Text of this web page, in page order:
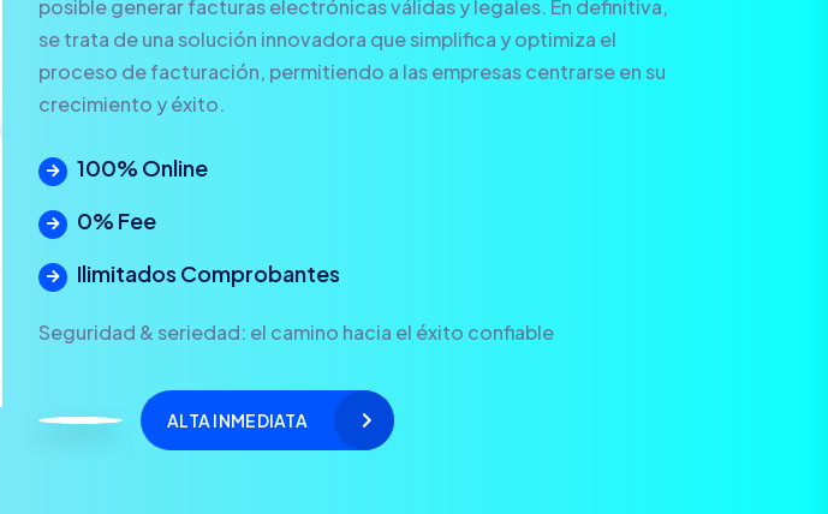
posible generar facturas electrónicas válidas y legales. En definitiva,
se trata de una solución innovadora que simplifica y optimiza el
proceso de facturación, permitiendo a las empresas centrarse en su
crecimiento y éxito.
100% Online
0% Fee
Ilimitados Comprobantes
Seguridad & seriedad: el camino hacia el éxito confiable
ALTA INMEDIATA